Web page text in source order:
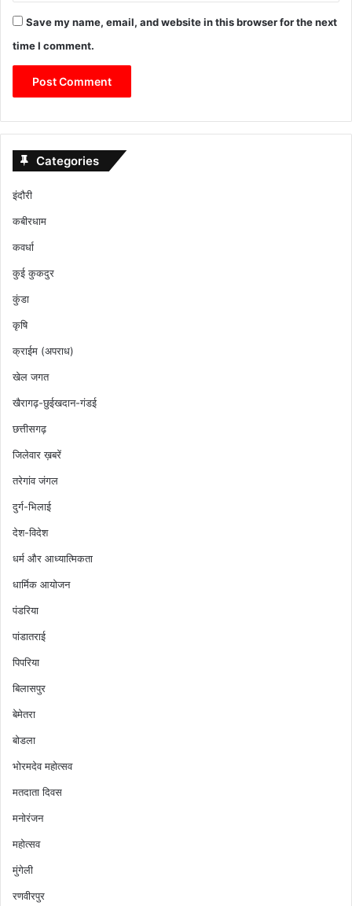
Save my name, email, and website in this browser for the next
time I comment.
Categories
इंदौरी
कबीरधाम
कवर्धा
कुई कुकदुर
कुंडा
कृषि
क्राईम (अपराध)
खेल जगत
खैरागढ़-छुईखदान-गंडई
छत्तीसगढ़
जिलेवार ख़बरें
तरेगांव जंगल
दुर्ग-भिलाई
देश-विदेश
धर्म और आध्यात्मिकता
धार्मिक आयोजन
पंडरिया
पांडातराई
पिपरिया
बिलासपुर
बेमेतरा
बोडला
भोरमदेव महोत्सव
मतदाता दिवस
मनोरंजन
महोत्सव
मुंगेली
रणवीरपुर